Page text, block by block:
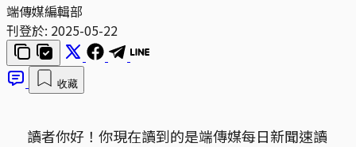
端傳媒編輯部
刊登於: 2025-05-22
收藏
讀者你好！你現在讀到的是端傳媒每日新聞速讀